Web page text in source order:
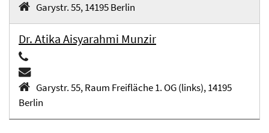
Garystr. 55, 14195 Berlin
Dr. Atika Aisyarahmi Munzir
Garystr. 55, Raum Freifläche 1. OG (links), 14195
Berlin